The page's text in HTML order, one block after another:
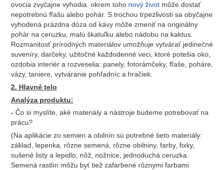
ovocia zvyčajne vyhodia. okrem toho nový život môže dostať
nepotrebnú fľašu alebo pohár. S trochou trpezlivosti sa obyčajne
vyhodená prázdna dóza od kávy môže zmeniť na originálny
pohár na ceruzku, malú škatuľku alebo nádobu na kaktus.
Rozmanitosť prírodných materiálov umožňuje vytvárať jedinečné
suveníry, darčeky, užitočné každodenné veci, ktoré potešia oko,
ozdobia interiér a rozveselia: panely, fotorámčeky, fľaše, poháre,
vázy, taniere, vytváranie pohľadníc a hračiek.
2. Hlavné telo
Analýza produktu:
- Čo si myslíte, aké materiály a nástroje budeme potrebovať na
prácu?
(Na aplikácie zo semien a obilnín sú potrebné tieto materiály:
základ, lepenka, rôzne semená, rôzne obilniny, farby, fixky,
sušené listy a lepidlo, nôž, nožnice, jednoduchá ceruzka.
Semená rastlín môžu byť tiež zafarbené rôznymi farbami